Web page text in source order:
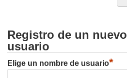
Registro de un nuevo
usuario
Elige un nombre de usuario*